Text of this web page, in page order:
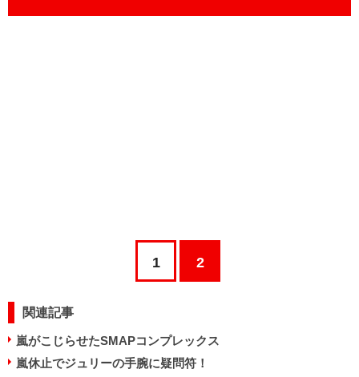
1 2
関連記事
嵐がこじらせたSMAPコンプレックス
嵐休止でジュリーの手腕に疑問符！